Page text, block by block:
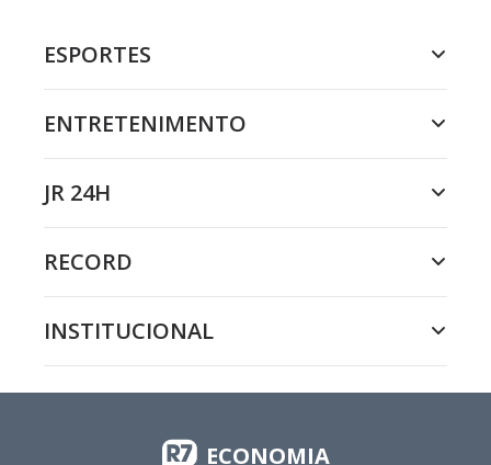
ESPORTES
ENTRETENIMENTO
JR 24H
RECORD
INSTITUCIONAL
ECONOMIA